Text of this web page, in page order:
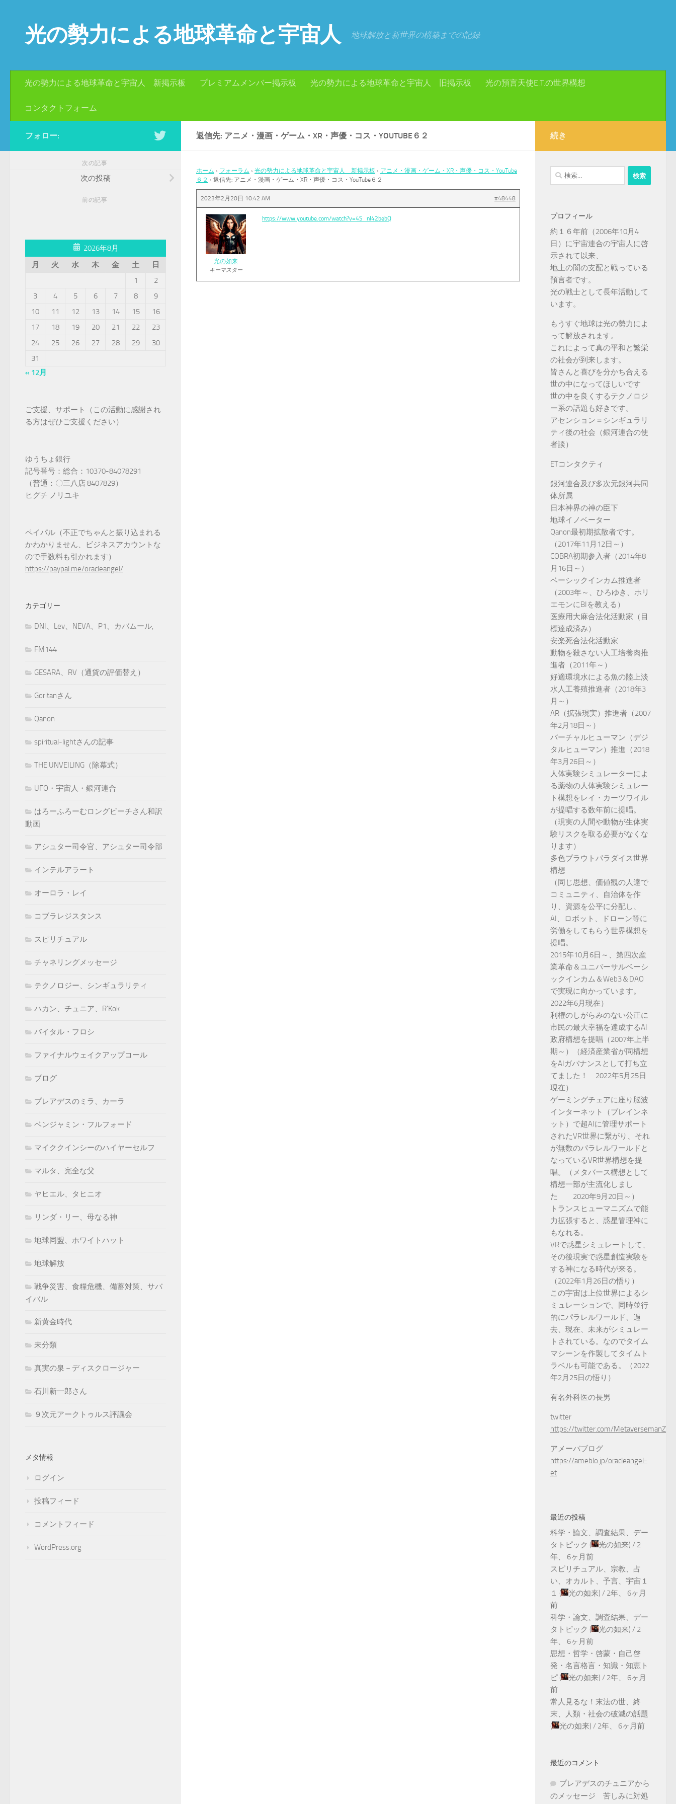
光の勢力による地球革命と宇宙人 地球解放と新世界の構築までの記録
光の勢力による地球革命と宇宙人 新掲示板 プレミアムメンバー掲示板 光の勢力による地球革命と宇宙人 旧掲示板 光の預言天使E.T.の世界構想
コンタクトフォーム
返信先: アニメ・漫画・ゲーム・XR・声優・コス・YOUTUBE６２
ホーム › フォーラム › 光の勢力による地球革命と宇宙人 新掲示板 › アニメ・漫画・ゲーム・XR・声優・コス・YouTube
６２ › 返信先: アニメ・漫画・ゲーム・XR・声優・コス・YouTube６２
2023年2月20日 10:42 AM #48448
光の如来
キーマスター
https://www.youtube.com/watch?v=4S_nl42bebQ
フォロー:
次の記事
次の投稿
前の記事
2026年8月
月
火 水 木 金 土
日
1
2
3
4 5 6 7 8
9
10
11 12 13 14 15
16
17
18 19 20 21 22
23
24
25 26 27 28 29
30
31
« 12月
ご支援、サポート（この活動に感謝され
る方はぜひご支援ください）
ゆうちょ銀行
記号番号：総合：10370-84078291
（普通：〇三八店 8407829）
ヒグチ ノリユキ
ペイパル（不正でちゃんと振り込まれる
かわかりません、ビジネスアカウントな
ので手数料も引かれます）
https://paypal.me/oracleangel/
カテゴリー
DNI、Lev、NEVA、P1、カバムール,
FM144
GESARA、RV（通貨の評価替え）
Goritanさん
Qanon
spiritual-lightさんの記事
THE UNVEILING（除幕式）
UFO・宇宙人・銀河連合
はろーふろーむロングビーチさん和訳
動画
アシュター司令官、アシュター司令部
インテルアラート
オーロラ・レイ
コブラレジスタンス
スピリチュアル
チャネリングメッセージ
テクノロジー、シンギュラリティ
ハカン、チュニア、R'Kok
バイタル・フロシ
ファイナルウェイクアップコール
ブログ
プレアデスのミラ、カーラ
ベンジャミン・フルフォード
マイククインシーのハイヤーセルフ
マルタ、完全な父
ヤヒエル、タヒニオ
リンダ・リー、母なる神
地球同盟、ホワイトハット
地球解放
戦争災害、食糧危機、備蓄対策、サバ
イバル
新黄金時代
未分類
真実の泉－ディスクロージャー
石川新一郎さん
９次元アークトゥルス評議会
メタ情報
ログイン
投稿フィード
コメントフィード
WordPress.org
続き
検
索:
プロフィール
約１６年前（2006年10月4
日）に宇宙連合の宇宙人に啓
示されて以来、
地上の闇の支配と戦っている
預言者です。
光の戦士として長年活動して
います。
もうすぐ地球は光の勢力によ
って解放されます。
これによって真の平和と繁栄
の社会が到来します。
皆さんと喜びを分かち合える
世の中になってほしいです
世の中を良くするテクノロジ
ー系の話題も好きです。
アセンション＝シンギュラリ
ティ後の社会（銀河連合の使
者談）
ETコンタクティ
銀河連合及び多次元銀河共同
体所属
日本神界の神の臣下
地球イノベーター
Qanon最初期拡散者です。
（2017年11月12日～）
COBRA初期参入者（2014年8
月16日～）
ベーシックインカム推進者
（2003年～、ひろゆき、ホリ
エモンにBIを教える）
医療用大麻合法化活動家（目
標達成済み）
安楽死合法化活動家
動物を殺さない人工培養肉推
進者（2011年～）
好適環境水による魚の陸上淡
水人工養殖推進者（2018年3
月～）
AR（拡張現実）推進者（2007
年2月18日～）
バーチャルヒューマン（デジ
タルヒューマン）推進（2018
年3月26日～）
人体実験シミュレーターによ
る薬物の人体実験シミュレー
ト構想をレイ・カーツワイル
が提唱する数年前に提唱。
（現実の人間や動物が生体実
験リスクを取る必要がなくな
ります）
多色プラウトパラダイス世界
構想
（同じ思想、価値観の人達で
コミュニティ、自治体を作
り、資源を公平に分配し、
AI、ロボット、ドローン等に
労働をしてもらう世界構想を
提唱。
2015年10月6日～、第四次産
業革命＆ユニバーサルベーシ
ックインカム＆Web3＆DAO
で実現に向かっています。
2022年6月現在）
利権のしがらみのない公正に
市民の最大幸福を達成するAI
政府構想を提唱（2007年上半
期～）（経済産業省が同構想
をAIガバナンスとして打ち立
てました！ 2022年5月25日
現在）
ゲーミングチェアに座り脳波
インターネット（ブレインネ
ット）で超AIに管理サポート
されたVR世界に繋がり、それ
が無数のパラレルワールドと
なっているVR世界構想を提
唱。（メタバース構想として
構想一部が主流化しまし
た 2020年9月20日～）
トランスヒューマニズムで能
力拡張すると、惑星管理神に
もなれる。
VRで惑星シミュレートして、
その後現実で惑星創造実験を
する神になる時代が来る。
（2022年1月26日の悟り）
この宇宙は上位世界によるシ
ミュレーションで、同時並行
的にパラレルワールド、過
去、現在、未来がシミュレー
トされている。なのでタイム
マシーンを作製してタイムト
ラベルも可能である。（2022
年2月25日の悟り）
有名外科医の長男
twitter
https://twitter.com/MetaversemanZ
アメーバブログ
https://ameblo.jp/oracleangel-
et
最近の投稿
科学・論文、調査結果、デー
タトピック ( 光の如来) / 2
年、 6ヶ月前
スピリチュアル、宗教、占
い、オカルト、予言、宇宙１
１ ( 光の如来) / 2年、 6ヶ月
前
科学・論文、調査結果、デー
タトピック ( 光の如来) / 2
年、 6ヶ月前
思想・哲学・啓蒙・自己啓
発・名言格言・知識・知恵ト
ピ ( 光の如来) / 2年、 6ヶ月
前
常人見るな！末法の世、終
末、人類・社会の破滅の話題
(
光の如来) / 2年、 6ヶ月前
最近のコメント
プレアデスのチュニアから
のメッセージ 苦しみに対処